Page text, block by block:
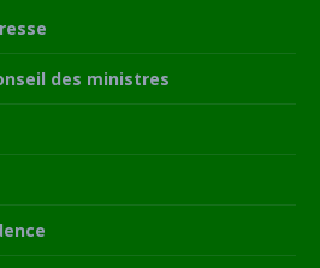
des ministres